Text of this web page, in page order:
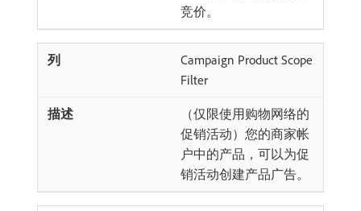
竞价。
Campaign Product Scope
Filter
（仅限使用购物网络的
促销活动）您的商家帐
户中的产品，可以为促
销活动创建产品广告。